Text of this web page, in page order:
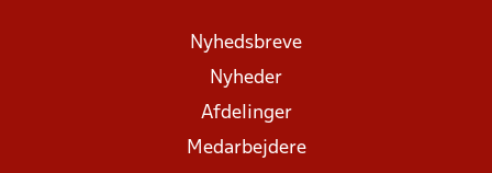
Nyhedsbreve
Nyheder
Afdelinger
Medarbejdere